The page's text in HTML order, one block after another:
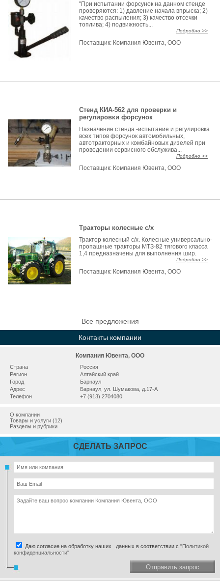
"При испытании форсунок на данном стенде
проверяются: 1) давление начала впрыска; 2)
качество распыления; 3) качество отсечки
топлива; 4) подвижность...
Подробно >>
Поставщик: Компания Ювента, ООО
Стенд КИА-562 для проверки и
регулировки форсунок
Назначение стенда -испытание и регулировка
всех типов форсунок автомобильных,
автотракторных и комбайновых дизелей при
проведении сервисного обслужива...
Подробно >>
Поставщик: Компания Ювента, ООО
Тракторы колесные с/х
Трактор колесный с/х. Колесные универсально-
пропашные тракторы МТЗ-82 тягового класса
1,4 предназначены для выполнения шир.
Подробно >>
Поставщик: Компания Ювента, ООО
Все предложения
Контакты компании
Компания Ювента, ООО
Страна
Россия
Регион
Алтайский край
Город
Барнаул
Адрес
Барнаул, ул. Шумакова, д.17-А
Телефон
+7 (913) 2704080
О компании
Товары и услуги (12)
Разделы и рубрики
СДЕЛАТЬ ЗАПРОС
Даю согласие на обработку наших данных в соответствии с "Политикой
конфиденциальности"
Отправить запрос